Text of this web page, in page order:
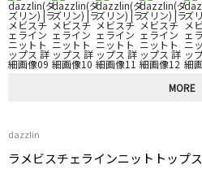
MORE
dazzlin
ラメビスチェラインニットトップス